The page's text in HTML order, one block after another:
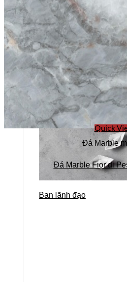
Ban lãnh đạo
Quick
Đá Marble
Đá Marble Fior di